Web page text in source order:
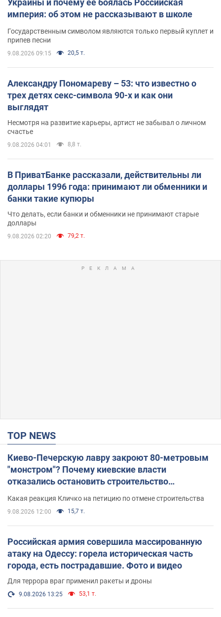
империя: об этом не рассказывают в школе
Государственным символом являются только первый куплет и
припев песни
9.08.2026 09:15 20,5 т.
Александру Пономареву – 53: что известно о
трех детях секс-символа 90-х и как они
выглядят
Несмотря на развитие карьеры, артист не забывал о личном
счастье
9.08.2026 04:01 8,8 т.
В ПриватБанке рассказали, действительны ли
доллары 1996 года: принимают ли обменники и
банки такие купюры
Что делать, если банки и обменники не принимают старые
доллары
9.08.2026 02:20 79,2 т.
TOP NEWS
Киево-Печерскую лавру закроют 80-метровым
"монстром"? Почему киевские власти
отказались остановить строительство
Какая реакция Кличко на петицию по отмене строительства
9.08.2026 12:00 15,7 т.
Российская армия совершила массированную
атаку на Одессу: горела историческая часть
города, есть пострадавшие. Фото и видео
Для террора враг применил ракеты и дроны
9.08.2026 13:25 53,1 т.